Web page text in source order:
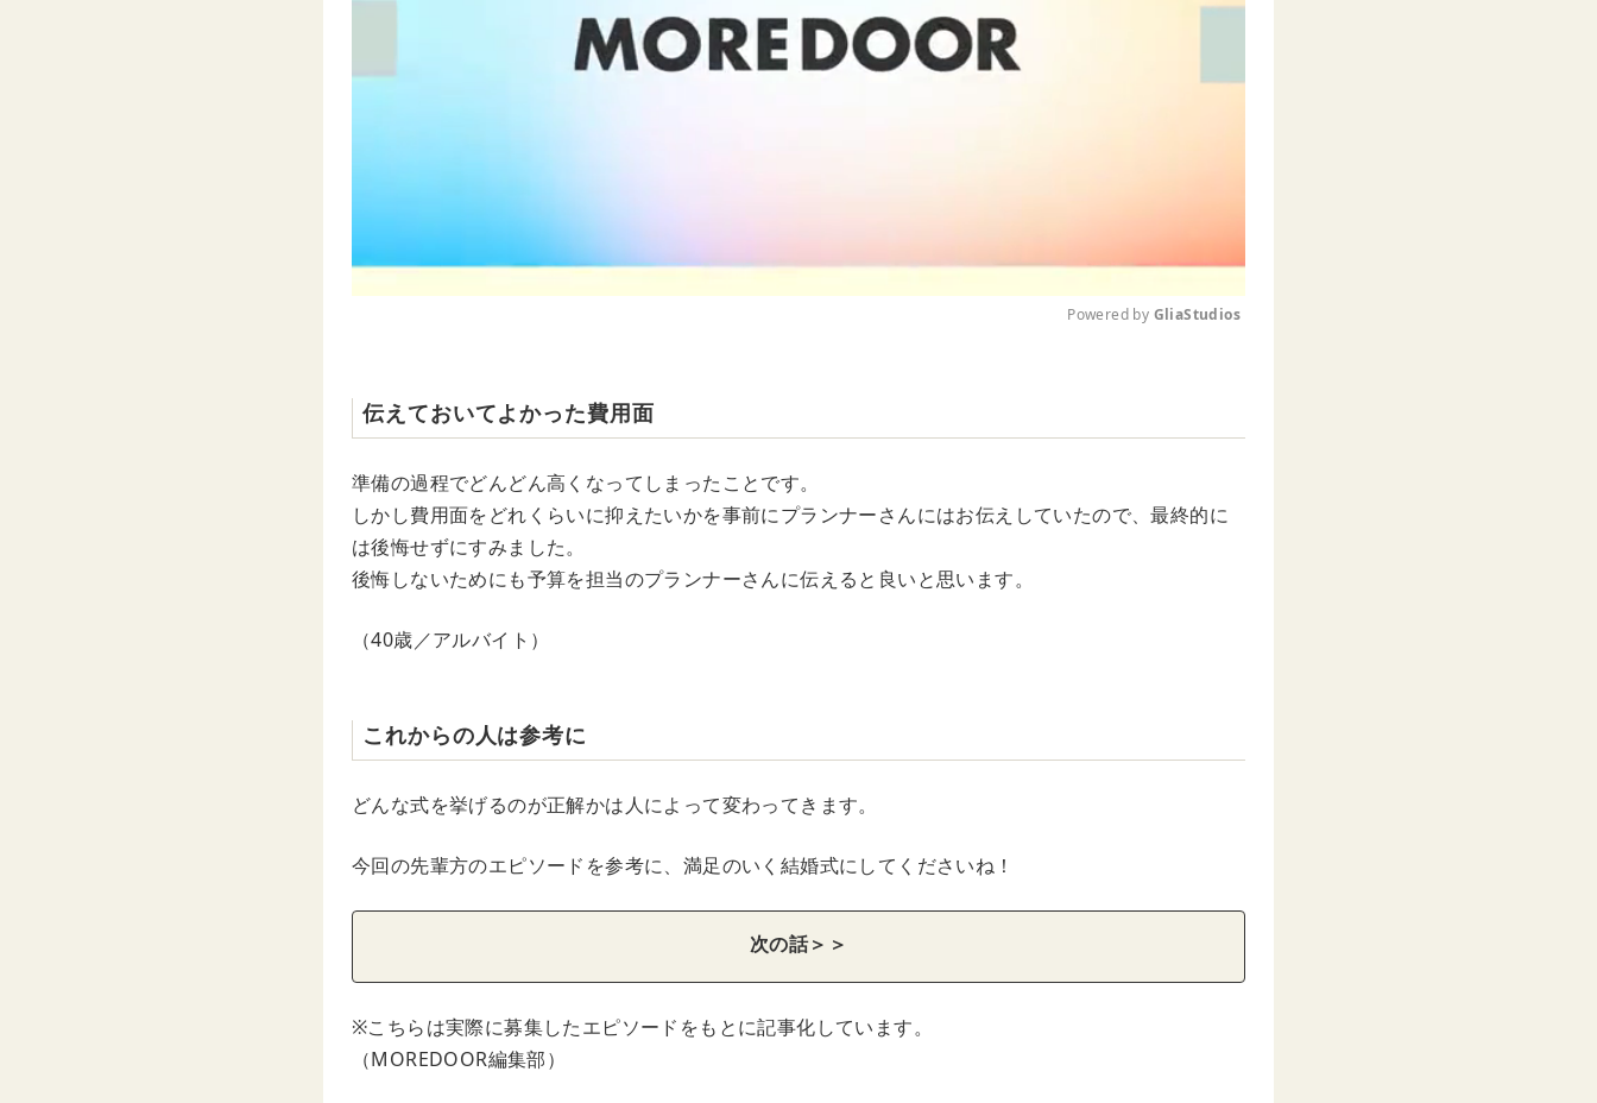
t
Powered by GliaStudios
伝えておいてよかった費用面
準備の過程でどんどん高くなってしまったことです。
しかし費用面をどれくらいに抑えたいかを事前にプランナーさんにはお伝えしていたので、最終的に
は後悔せずにすみました。
後悔しないためにも予算を担当のプランナーさんに伝えると良いと思います。
（40歳／アルバイト）
これからの人は参考に
どんな式を挙げるのが正解かは人によって変わってきます。
今回の先輩方のエピソードを参考に、満足のいく結婚式にしてくださいね！
次の話＞＞
※こちらは実際に募集したエピソードをもとに記事化しています。
（MOREDOOR編集部）